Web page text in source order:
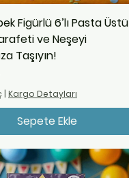
Figürlü 6’lı Pasta Üstü
ve Neşeyi
Taşıyın!
| Kargo Detayları
Sepete Ekle